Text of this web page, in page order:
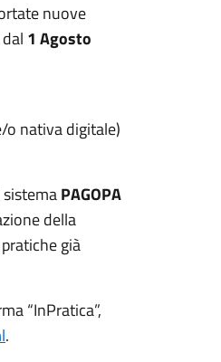
nuove
1 Agosto
o nativa digitale)
PAGOPA
della
già
“InPratica”,
.